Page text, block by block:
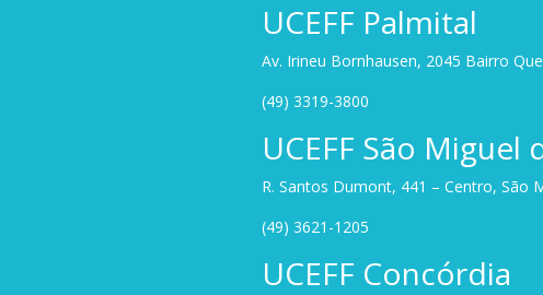
UCEFF Palmital
Av. Irineu Bornhausen, 2045 Bairro
(49) 3319-3800
UCEFF São Miguel
R. Santos Dumont, 441 – Centro, São
(49) 3621-1205
UCEFF Concórdia